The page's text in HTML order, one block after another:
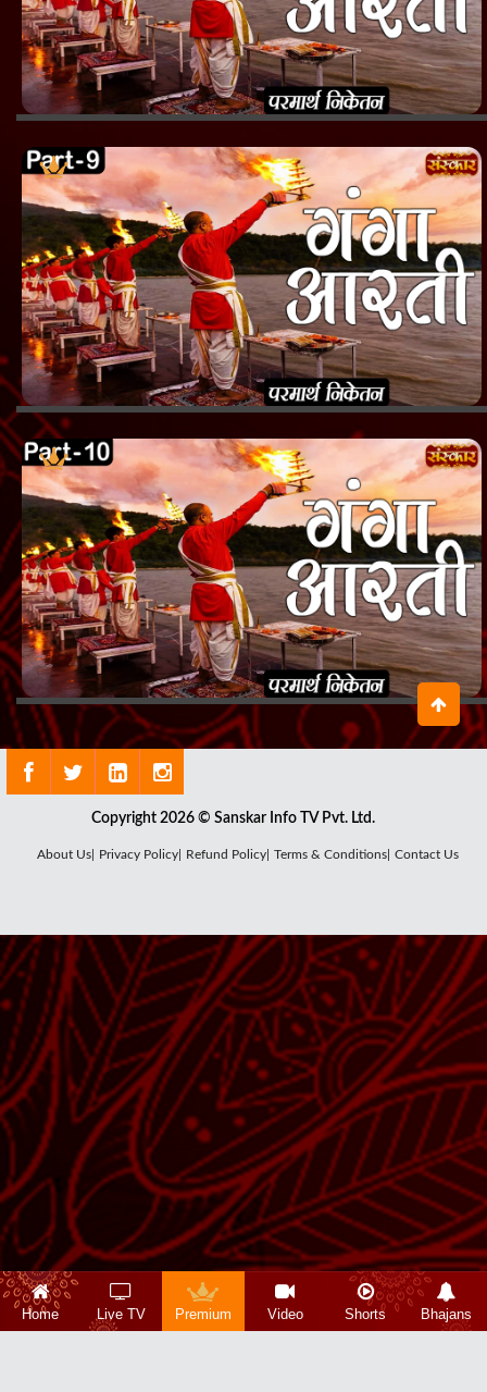
Copyright 2026 © Sanskar Info TV Pvt. Ltd.
About Us| Privacy Policy| Refund Policy| Terms & Conditions| Contact Us
Home Live TV Premium Video Shorts Bhajans